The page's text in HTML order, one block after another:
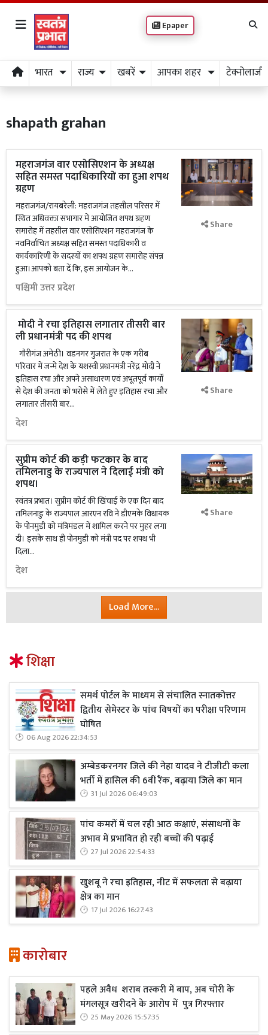
Epaper
भारत राज्य खबरें आपका शहर टेक्नोलाजी
shapath grahan
महराजगंज वार एसोसिएशन के अध्यक्ष
सहित समस्त पदाधिकारियों का हुआ शपथ
ग्रहण
महराजगंज/रायबरेली: महराजगंज तहसील परिसर में
स्थित अधिवक्ता सभागार में आयोजित शपथ ग्रहण
समारोह में तहसील वार एसोसिएशन महराजगंज के
नवनिर्वाचित अध्यक्ष सहित समस्त पदाधिकारी व
कार्यकारिणी के सदस्यों का शपथ ग्रहण समारोह संपन्न
हुआ।आपको बता दें कि, इस आयोजन के...
पश्चिमी उत्तर प्रदेश
Share
मोदी ने रचा इतिहास लगातार तीसरी बार
ली प्रधानमंत्री पद की शपथ
गौरीगंज अमेठी। वडनगर गुजरात के एक गरीब
परिवार में जन्मे देश के यशस्वी प्रधानमंत्री नरेंद्र मोदी ने
इतिहास रचा और अपने असाधारण एवं अभूतपूर्व कार्यों
से देश की जनता को भरोसे में लेते हुए इतिहास रचा और
लगातार तीसरी बार...
देश
Share
सुप्रीम कोर्ट की कड़ी फटकार के बाद
तमिलनाडु के राज्यपाल ने दिलाई मंत्री को
शपथ।
स्वंतत्र प्रभात। सुप्रीम कोर्ट की खिंचाई के एक दिन बाद
तमिलनाडु के राज्यपाल आरएन रवि ने डीएमके विधायक
के पोनमुडी को मंत्रिमंडल में शामिल करने पर मुहर लगा
दी। इसके साथ ही पोनमुडी को मंत्री पद पर शपथ भी
दिला...
देश
Share
Load More...
शिक्षा
समर्थ पोर्टल के माध्यम से संचालित स्नातकोत्तर
द्वितीय सेमेस्टर के पांच विषयों का परीक्षा परिणाम
घोषित
06 Aug 2026 22:34:53
अम्बेडकरनगर जिले की नेहा यादव ने टीजीटी कला
भर्ती में हासिल की 6वीं रैंक, बढ़ाया जिले का मान
31 Jul 2026 06:49:03
पांच कमरों में चल रही आठ कक्षाएं, संसाधनों के
अभाव में प्रभावित हो रही बच्चों की पढ़ाई
27 Jul 2026 22:54:33
खुशबू ने रचा इतिहास, नीट में सफलता से बढ़ाया
क्षेत्र का मान
17 Jul 2026 16:27:43
कारोबार
पहले अवैध शराब तस्करी में बाप, अब चोरी के
मंगलसूत्र खरीदने के आरोप में पुत्र गिरफ्तार
25 May 2026 15:57:35